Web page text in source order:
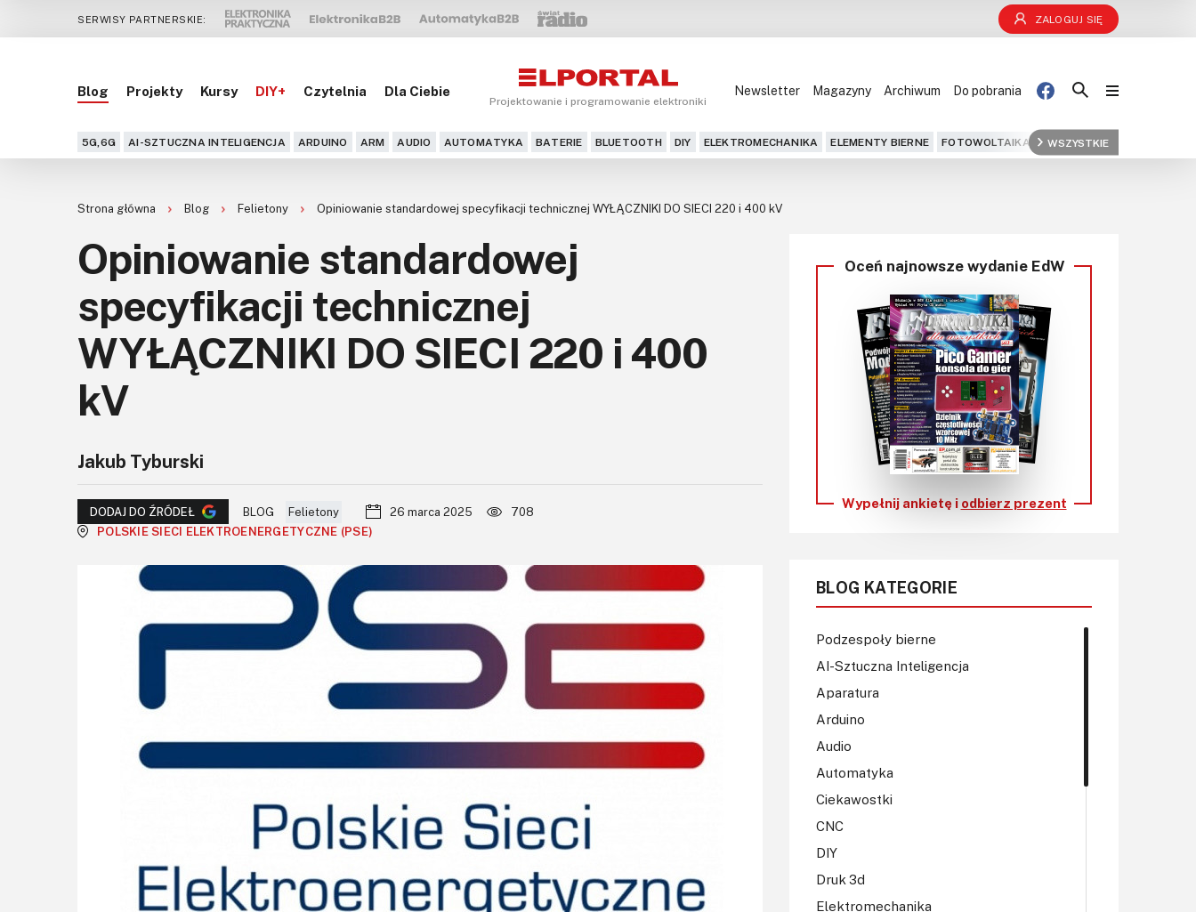
SERWISY PARTNERSKIE: ZALOGUJ SIĘ
Blog Projekty Kursy DIY+ Czytelnia Dla Ciebie
Projektowanie i programowanie elektroniki
Newsletter Magazyny Archiwum Do pobrania
5G,6G AI-SZTUCZNA INTELIGENCJA ARDUINO ARM AUDIO AUTOMATYKA BATERIE BLUETOOTH DIY ELEKTROMECHANIKA ELEMENTY BIERNE FOTOWOLTAIKA FPGA GPS
WSZYSTKIE
Blog
DIY+
Czytelnia
Dla Ciebie
KITy AVT
Kontakt
Do pobrania
Strona główna Blog Felietony Opiniowanie standardowej specyfikacji technicznej WYŁĄCZNIKI DO SIECI 220 i 400 kV
Opiniowanie standardowej
specyfikacji technicznej
WYŁĄCZNIKI DO SIECI 220 i 400
kV
Jakub Tyburski
DODAJ DO ŹRÓDEŁ BLOG Felietony 26 marca 2025
708
POLSKIE SIECI ELEKTROENERGETYCZNE (PSE)
Oceń najnowsze wydanie EdW
Wypełnij ankietę i odbierz prezent
BLOG KATEGORIE
Podzespoły bierne
AI-Sztuczna Inteligencja
Aparatura
Arduino
Audio
Automatyka
Ciekawostki
CNC
DIY
Druk 3d
Elektromechanika